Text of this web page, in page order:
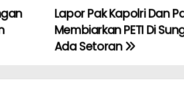
Lapor Pak Kapolri Dan
Membiarkan PETI Di
Ada Setoran